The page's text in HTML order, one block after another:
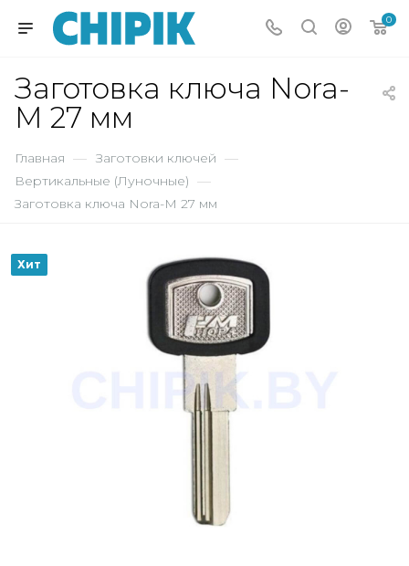
0
Заготовка ключа Nora-
M 27 мм
Главная — Заготовки ключей —
Вертикальные (Луночные) —
Заготовка ключа Nora-M 27 мм
Хит